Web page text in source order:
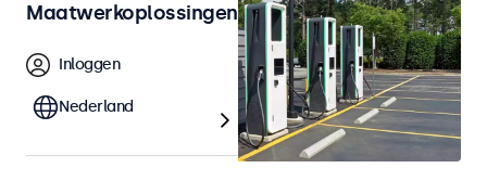
Maatwerkoplossingen
Inloggen
Nederland